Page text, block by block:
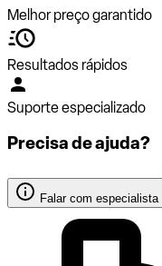
Melhor preço garantido
Resultados rápidos
Suporte especializado
Precisa de ajuda?
Falar com especialista